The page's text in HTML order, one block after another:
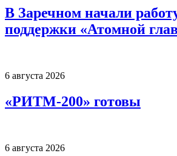
В Заречном начали
поддержки «Атомной
6 августа 2026
«РИТМ-200» готовы
6 августа 2026